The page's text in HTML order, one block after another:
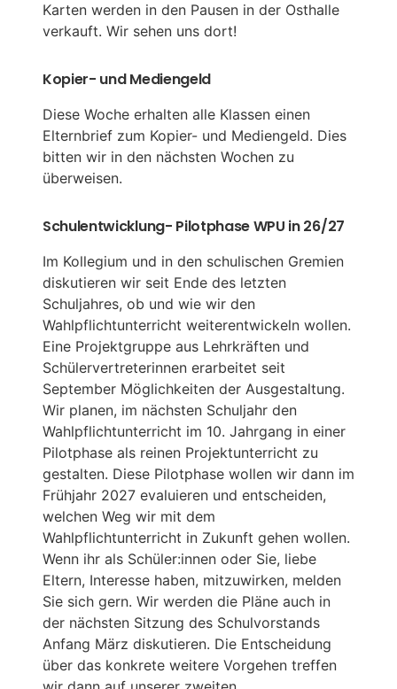
Karten werden in den Pausen in der Osthalle
verkauft. Wir sehen uns dort!
Kopier- und Mediengeld
Diese Woche erhalten alle Klassen einen
Elternbrief zum Kopier- und Mediengeld. Dies
bitten wir in den nächsten Wochen zu
überweisen.
Schulentwicklung- Pilotphase WPU in 26/27
Im Kollegium und in den schulischen Gremien
diskutieren wir seit Ende des letzten
Schuljahres, ob und wie wir den
Wahlpflichtunterricht weiterentwickeln wollen.
Eine Projektgruppe aus Lehrkräften und
Schülervertreterinnen erarbeitet seit
September Möglichkeiten der Ausgestaltung.
Wir planen, im nächsten Schuljahr den
Wahlpflichtunterricht im 10. Jahrgang in einer
Pilotphase als reinen Projektunterricht zu
gestalten. Diese Pilotphase wollen wir dann im
Frühjahr 2027 evaluieren und entscheiden,
welchen Weg wir mit dem
Wahlpflichtunterricht in Zukunft gehen wollen.
Wenn ihr als Schüler:innen oder Sie, liebe
Eltern, Interesse haben, mitzuwirken, melden
Sie sich gern. Wir werden die Pläne auch in
der nächsten Sitzung des Schulvorstands
Anfang März diskutieren. Die Entscheidung
über das konkrete weitere Vorgehen treffen